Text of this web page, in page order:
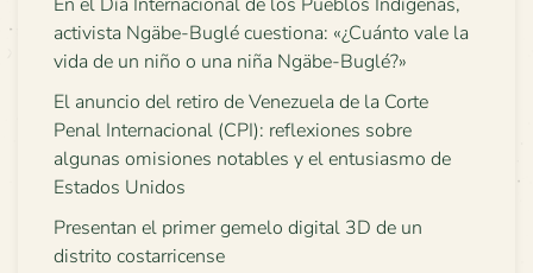
activista Ngäbe-Buglé cuestiona: «¿Cuánto vale la
vida de un niño o una niña Ngäbe-Buglé?»
El anuncio del retiro de Venezuela de la Corte
Penal Internacional (CPI): reflexiones sobre
algunas omisiones notables y el entusiasmo de
Estados Unidos
Presentan el primer gemelo digital 3D de un
distrito costarricense